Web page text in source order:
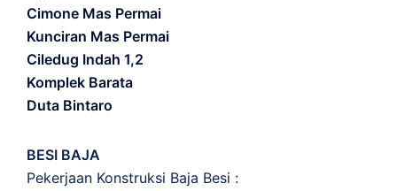
Cimone Mas Permai
Kunciran Mas Permai
Ciledug Indah 1,2
Komplek Barata
Duta Bintaro
BESI BAJA
Pekerjaan Konstruksi Baja Besi :